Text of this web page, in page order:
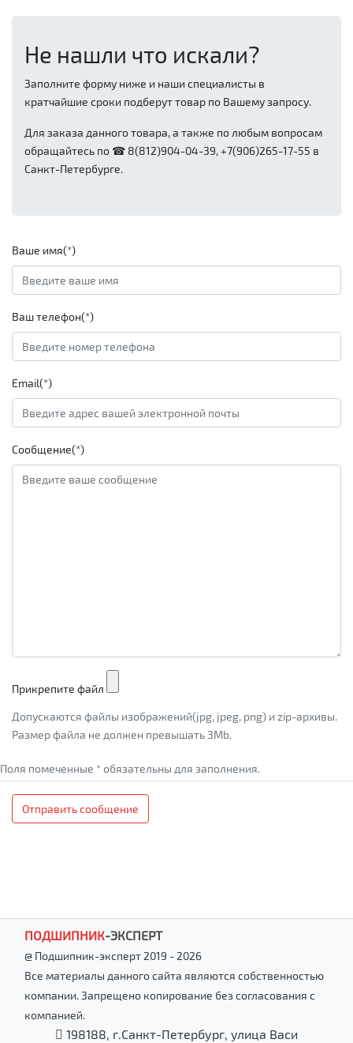
Не нашли что искали?
Заполните форму ниже и наши специалисты в
кратчайшие сроки подберут товар по Вашему запросу.
Для заказа данного товара, а также по любым вопросам
обращайтесь по ☎ 8(812)904-04-39, +7(906)265-17-55 в
Санкт-Петербурге.
Ваше имя(*)
Ваш телефон(*)
Email(*)
Сообщение(*)
Прикрепите файл
Допускаются файлы изображений(jpg, jpeg, png) и zip-архивы.
Размер файла не должен превышать 3Mb.
Поля помеченные * обязательны для заполнения.
Отправить сообщение
ПОДШИПНИК-ЭКСПЕРТ
@ Подшипник-эксперт 2019 - 2026
Все материалы данного сайта являются собственностью
компании. Запрещено копирование без согласования с
компанией.
198188, г.Санкт-Петербург, улица Васи